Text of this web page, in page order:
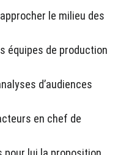
le milieu des
équipes de production
d’audiences
en chef de